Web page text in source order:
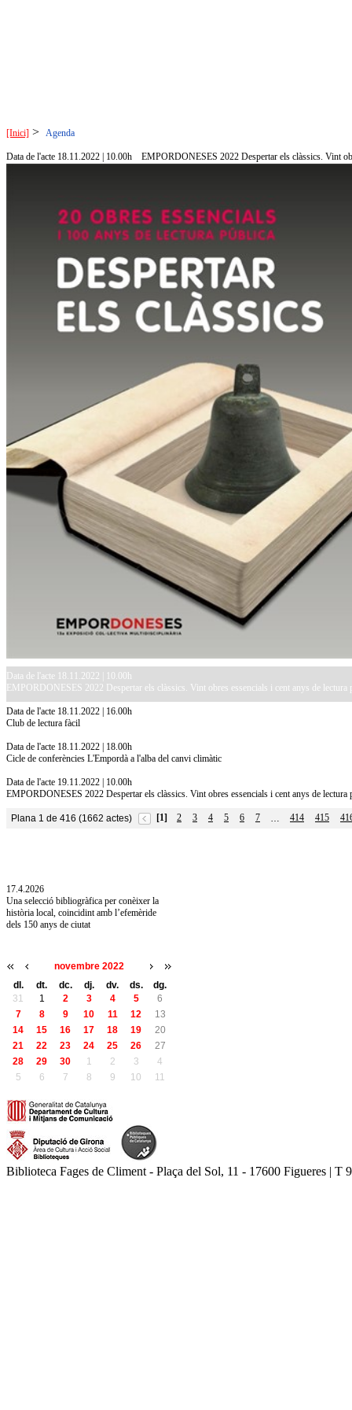
[Inici] > Agenda
Data de l'acte 18.11.2022 | 10.00h EMPORDONESES 2022 Despertar els clàssics. Vint
Data de l'acte 18.11.2022 | 10.00h
EMPORDONESES 2022 Despertar els clàssics. Vint obres essencials i cent anys de lectura
Data de l'acte 18.11.2022 | 16.00h
Club de lectura fàcil
Data de l'acte 18.11.2022 | 18.00h
Cicle de conferències L'Empordà a l'alba del canvi climàtic
Data de l'acte 19.11.2022 | 10.00h
EMPORDONESES 2022 Despertar els clàssics. Vint obres essencials i cent anys de lectura
Plana 1 de 416 (1662 actes) [1] 2 3 4 5 6 7 … 414 415
17.4.2026
Una selecció bibliogràfica per conèixer la
història local, coincidint amb l’efemèride
dels 150 anys de ciutat
novembre 2022
dl.
dt. dc. dj. dv. ds.
dg.
31
1 2 3 4 5
6
7
8 9 10 11 12
13
14
15 16 17 18 19
20
21
22 23 24 25 26
27
28
29 30 1 2 3
4
5
6 7 8 9 10 11
Biblioteca Fages de Climent - Plaça del Sol, 11 - 17600 Figueres |